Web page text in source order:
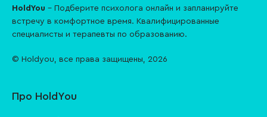
HoldYou – Подберите психолога онлайн и запланируйте
встречу в комфортное время. Квалифицированные
специалисты и терапевты по образованию.
© Holdyou, все права защищены, 2026
Про HoldYou